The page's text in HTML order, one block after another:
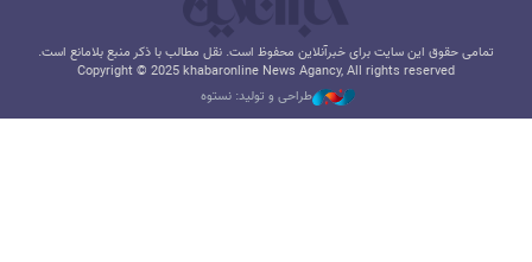
تمامی حقوق این سایت برای خبرآنلاین محفوظ است. نقل مطالب با ذکر منبع بلامانع است.
Copyright © 2025 khabaronline News Agancy, All rights reserved
طراحی و تولید: نستوه